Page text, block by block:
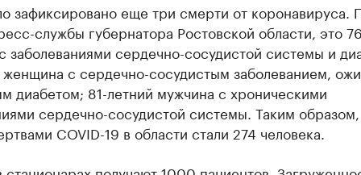
зафиксировано еще три смерти от коронавируса.
службы губернатора Ростовской области, это
заболеваниями сердечно-сосудистой системы и
женщина с сердечно-сосудистым заболеванием,
диабетом; 81-летний мужчина с хроническими
сердечно-сосудистой системы. Таким образом,
COVID-19 в области стали 274 человека.